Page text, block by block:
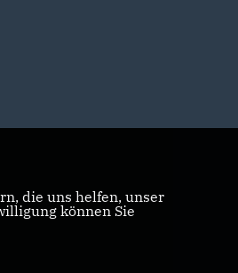
die uns helfen, unser
können Sie